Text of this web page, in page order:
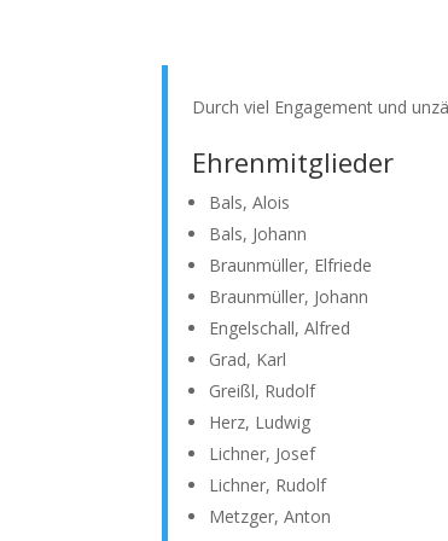
Durch viel Engagement und
Ehrenmitglieder
Bals, Alois
Bals, Johann
Braunmüller, Elfriede
Braunmüller, Johann
Engelschall, Alfred
Grad, Karl
Greißl, Rudolf
Herz, Ludwig
Lichner, Josef
Lichner, Rudolf
Metzger, Anton